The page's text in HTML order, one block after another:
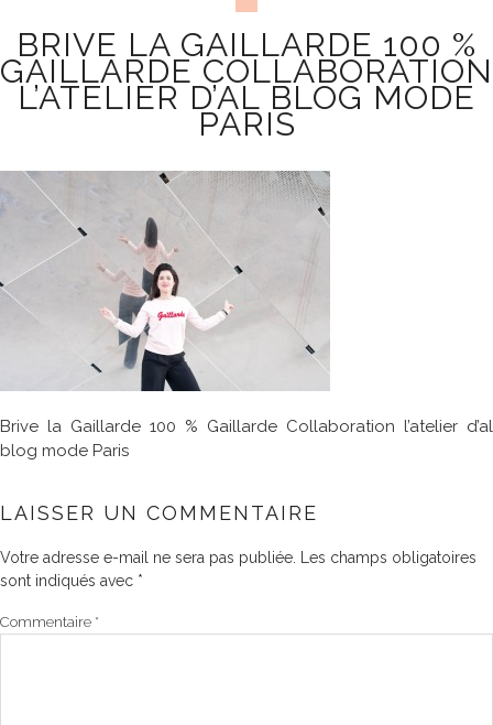
BRIVE LA GAILLARDE 100 %
GAILLARDE COLLABORATION
L’ATELIER D’AL BLOG MODE
PARIS
Brive la Gaillarde 100 % Gaillarde Collaboration l’atelier d’al
blog mode Paris
LAISSER UN COMMENTAIRE
Votre adresse e-mail ne sera pas publiée.
Les champs obligatoires
sont indiqués avec *
Commentaire *